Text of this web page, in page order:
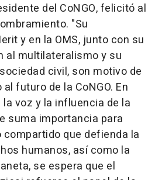
del CoNGO, felicitó al
"Su
y en la OMS, junto con su
al multilateralismo y su
civil, son motivo de
futuro de la CoNGO. En
voz y la influencia de la
suma importancia para
que defienda la
humanos, así como la
se espera que el